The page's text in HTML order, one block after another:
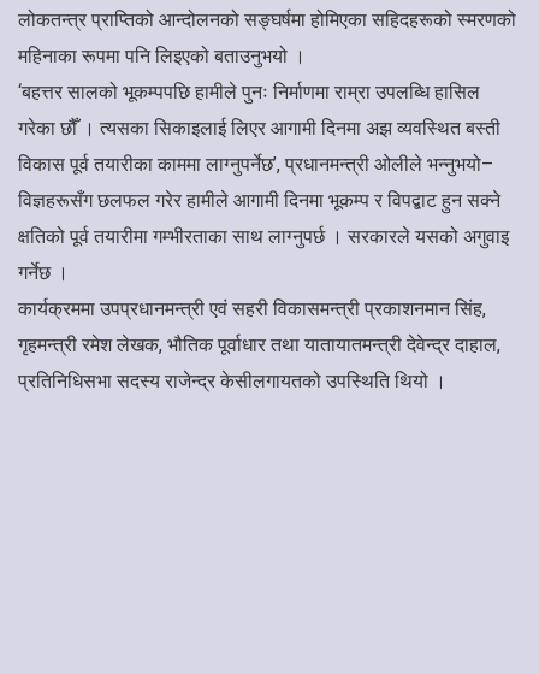
लोकतन्त्र प्राप्तिको आन्दोलनको सङ्घर्षमा होमिएका सहिदहरूको स्मरणको
महिनाका रूपमा पनि लिइएको बताउनुभयो ।
‘बहत्तर सालको भूकम्पपछि हामीले पुनः निर्माणमा राम्रा उपलब्धि हासिल
गरेका छौँ । त्यसका सिकाइलाई लिएर आगामी दिनमा अझ व्यवस्थित बस्ती
विकास पूर्व तयारीका काममा लाग्नुपर्नेछ’, प्रधानमन्त्री ओलीले भन्नुभयो–
विज्ञहरूसँग छलफल गरेर हामीले आगामी दिनमा भूकम्प र विपद्बाट हुन सक्ने
क्षतिको पूर्व तयारीमा गम्भीरताका साथ लाग्नुपर्छ । सरकारले यसको अगुवाइ
गर्नेछ ।
कार्यक्रममा उपप्रधानमन्त्री एवं सहरी विकासमन्त्री प्रकाशनमान सिंह,
गृहमन्त्री रमेश लेखक, भौतिक पूर्वाधार तथा यातायातमन्त्री देवेन्द्र दाहाल,
प्रतिनिधिसभा सदस्य राजेन्द्र केसीलगायतको उपस्थिति थियो ।